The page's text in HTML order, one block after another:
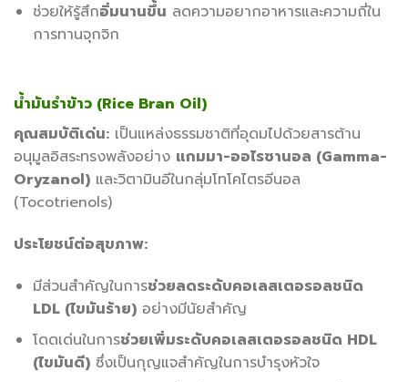
ช่วยให้รู้สึกอิ่มนานขึ้น ลดความอยากอาหารและความถี่ใน
การทานจุกจิก
น้ำมันรำข้าว (Rice Bran Oil)
คุณสมบัติเด่น: เป็นแหล่งธรรมชาติที่อุดมไปด้วยสารต้าน
อนุมูลอิสระทรงพลังอย่าง แกมมา-ออไรซานอล (Gamma-
Oryzanol) และวิตามินอีในกลุ่มโทโคไตรอีนอล
(Tocotrienols)
ประโยชน์ต่อสุขภาพ:
มีส่วนสำคัญในการช่วยลดระดับคอเลสเตอรอลชนิด
LDL (ไขมันร้าย)อย่างมีนัยสำคัญ
โดดเด่นในการช่วยเพิ่มระดับคอเลสเตอรอลชนิด HDL
(ไขมันดี)ซึ่งเป็นกุญแจสำคัญในการบำรุงหัวใจ